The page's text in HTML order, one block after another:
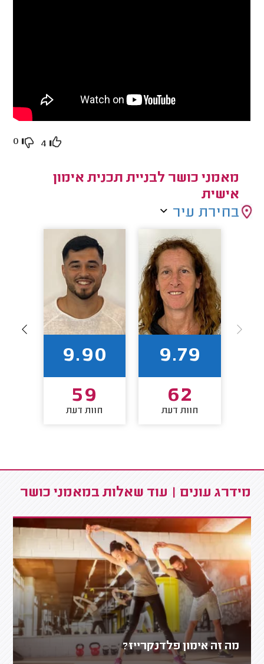
4
0
מאמני כושר לבניית תכנית אימון
אישית
בחירת עיר
9.79
62
חוות דעת
9.90
59
חוות דעת
מידרג עונים | עוד שאלות במאמני כושר
מה זה אימון פלדנקרייז?